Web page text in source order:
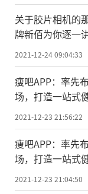
关于胶片相机的
牌新佰为你逐一
2021-12-24 09:04:33
瘦吧APP：率先
场，打造一站式
2021-12-23 21:56:22
瘦吧APP：率先
场，打造一站式
2021-12-23 21:04:50